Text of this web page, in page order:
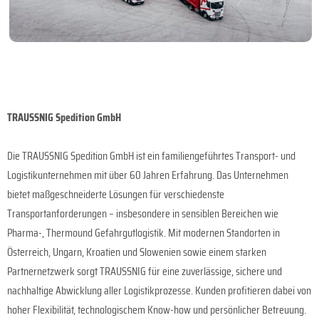
TRAUSSNIG Spedition GmbH
Die TRAUSSNIG Spedition GmbH ist ein familiengeführtes Transport- und
Logistikunternehmen mit über 60 Jahren Erfahrung. Das Unternehmen
bietet maßgeschneiderte Lösungen für verschiedenste
Transportanforderungen – insbesondere in sensiblen Bereichen wie
Pharma-, Thermound Gefahrgutlogistik. Mit modernen Standorten in
Österreich, Ungarn, Kroatien und Slowenien sowie einem starken
Partnernetzwerk sorgt TRAUSSNIG für eine zuverlässige, sichere und
nachhaltige Abwicklung aller Logistikprozesse. Kunden profitieren dabei von
hoher Flexibilität, technologischem Know-how und persönlicher Betreuung.